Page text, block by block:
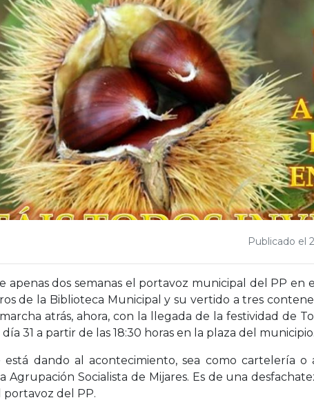
Publicado el
apenas dos semanas el portavoz municipal del PP
de la Biblioteca Municipal y su vertido a tres
atrás, ahora, con la llegada de la festividad de
día 31 a partir de las 18:30 horas en la plaza del municipio.
dando al acontecimiento, sea como cartelería o
Agrupación Socialista de Mijares. Es de una
portavoz del PP.